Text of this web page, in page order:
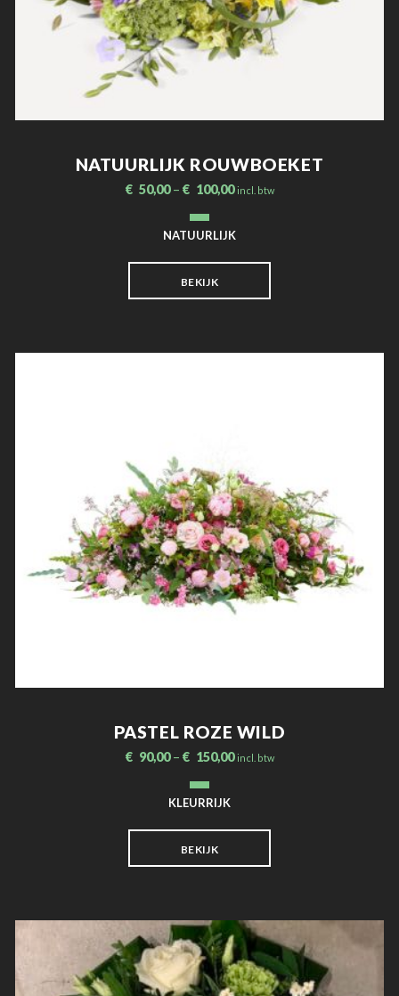
NATUURLIJK ROUWBOEKET
€ 50,00– € 100,00 incl. btw
NATUURLIJK
BEKIJK
PASTEL ROZE WILD
€ 90,00– € 150,00 incl. btw
KLEURRIJK
BEKIJK